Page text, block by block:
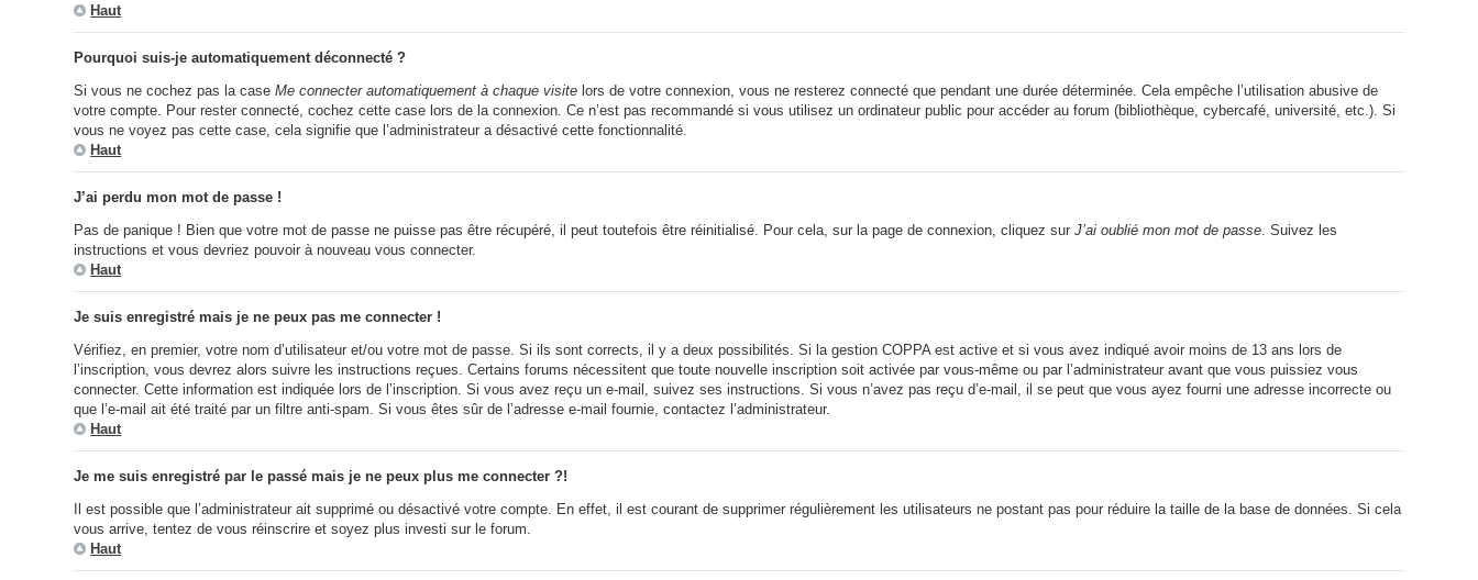
Haut
Pourquoi suis-je automatiquement déconnecté ?
Si vous ne cochez pas la caseMe connecter automatiquement à chaque visite lors de votre connexion, vous ne resterez connecté que pendant une durée déterminée. Cela empêche l’utilisation abusive de
votre compte. Pour rester connecté, cochez cette case lors de la connexion. Ce n’est pas recommandé si vous utilisez un ordinateur public pour accéder au forum (bibliothèque, cybercafé, université, etc.). Si
vous ne voyez pas cette case, cela signifie que l’administrateur a désactivé cette fonctionnalité.
Haut
J’ai perdu mon mot de passe !
Pas de panique ! Bien que votre mot de passe ne puisse pas être récupéré, il peut toutefois être réinitialisé. Pour cela, sur la page de connexion, cliquez surJ’ai oublié mon mot de passe . Suivez les
instructions et vous devriez pouvoir à nouveau vous connecter.
Haut
Je suis enregistré mais je ne peux pas me connecter !
Vérifiez, en premier, votre nom d’utilisateur et/ou votre mot de passe. Si ils sont corrects, il y a deux possibilités. Si la gestion COPPA est active et si vous avez indiqué avoir moins de 13 ans lors de
l’inscription, vous devrez alors suivre les instructions reçues. Certains forums nécessitent que toute nouvelle inscription soit activée par vous-même ou par l’administrateur avant que vous puissiez vous
connecter. Cette information est indiquée lors de l’inscription. Si vous avez reçu un e-mail, suivez ses instructions. Si vous n’avez pas reçu d’e-mail, il se peut que vous ayez fourni une adresse incorrecte ou
que l’e-mail ait été traité par un filtre anti-spam. Si vous êtes sûr de l’adresse e-mail fournie, contactez l’administrateur.
Haut
Je me suis enregistré par le passé mais je ne peux plus me connecter ?!
Il est possible que l’administrateur ait supprimé ou désactivé votre compte. En effet, il est courant de supprimer régulièrement les utilisateurs ne postant pas pour réduire la taille de la base de données. Si cela
vous arrive, tentez de vous réinscrire et soyez plus investi sur le forum.
Haut